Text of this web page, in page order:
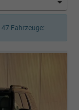
47 Fahrzeuge: